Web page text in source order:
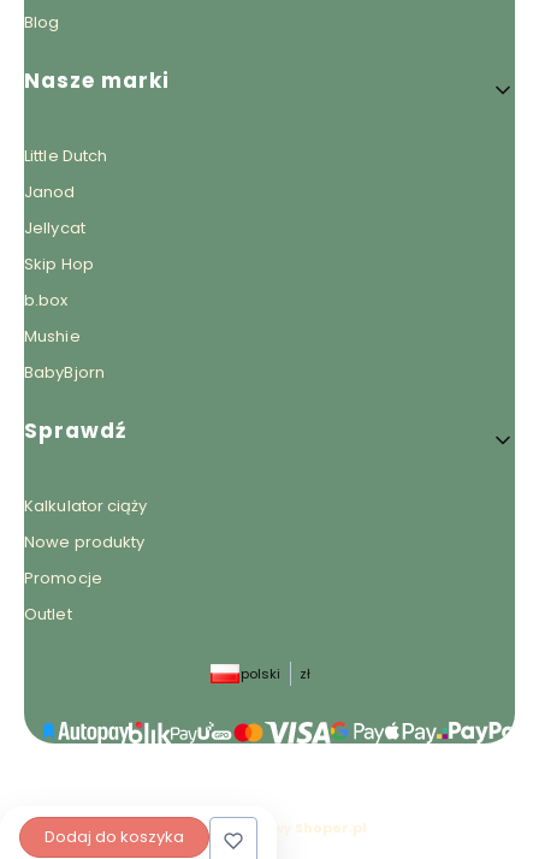
Blog
Nasze marki
Little Dutch
Janod
Jellycat
Skip Hop
b.box
Mushie
BabyBjorn
Sprawdź
Kalkulator ciąży
Nowe produkty
Promocje
Outlet
polski zł
Sklep internetowy Shoper.pl
Dodaj do koszyka